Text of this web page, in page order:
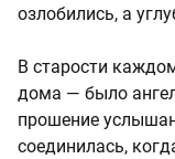
озлобились, а
В старости
дома — было
прошение
соединилась,